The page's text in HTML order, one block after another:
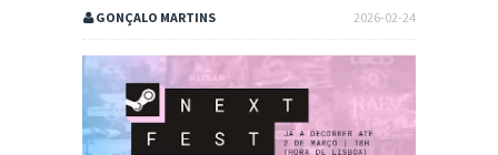
2026-02-24
GONÇALO MARTINS